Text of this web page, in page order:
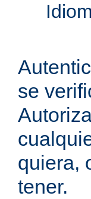
se
quiera,
tener.